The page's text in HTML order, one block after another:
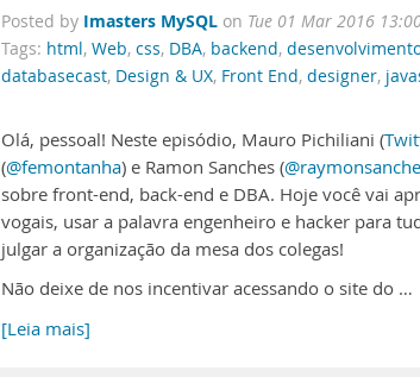
Posted by Imasters MySQL on Tue 01 Mar 2016
Tags: html, Web, css, DBA, backend,
databasecast, Design & UX, Front End, designer,
Olá, pessoal! Neste episódio, Mauro Pichiliani (
(@femontanha) e Ramon Sanches (
sobre front-end, back-end e DBA. Hoje você vai
vogais, usar a palavra engenheiro e hacker para
julgar a organização da mesa dos colegas!
Não deixe de nos incentivar acessando o site do …
[Leia mais]